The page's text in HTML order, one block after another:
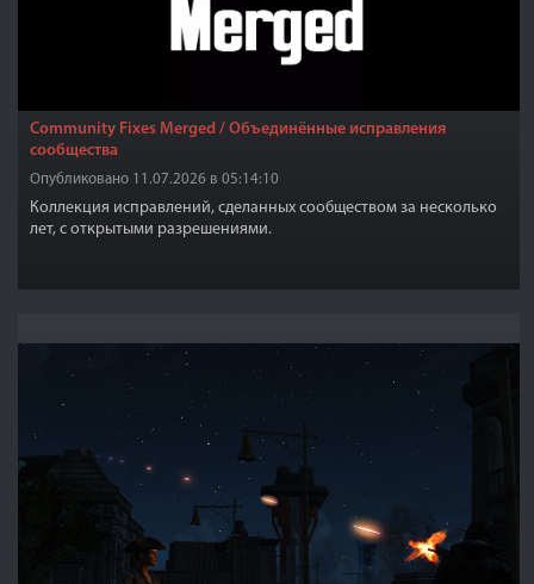
Community Fixes Merged / Объединённые исправления
сообщества
Опубликовано 11.07.2026 в 05:14:10
Коллекция исправлений, сделанных сообществом за несколько
лет, с открытыми разрешениями.